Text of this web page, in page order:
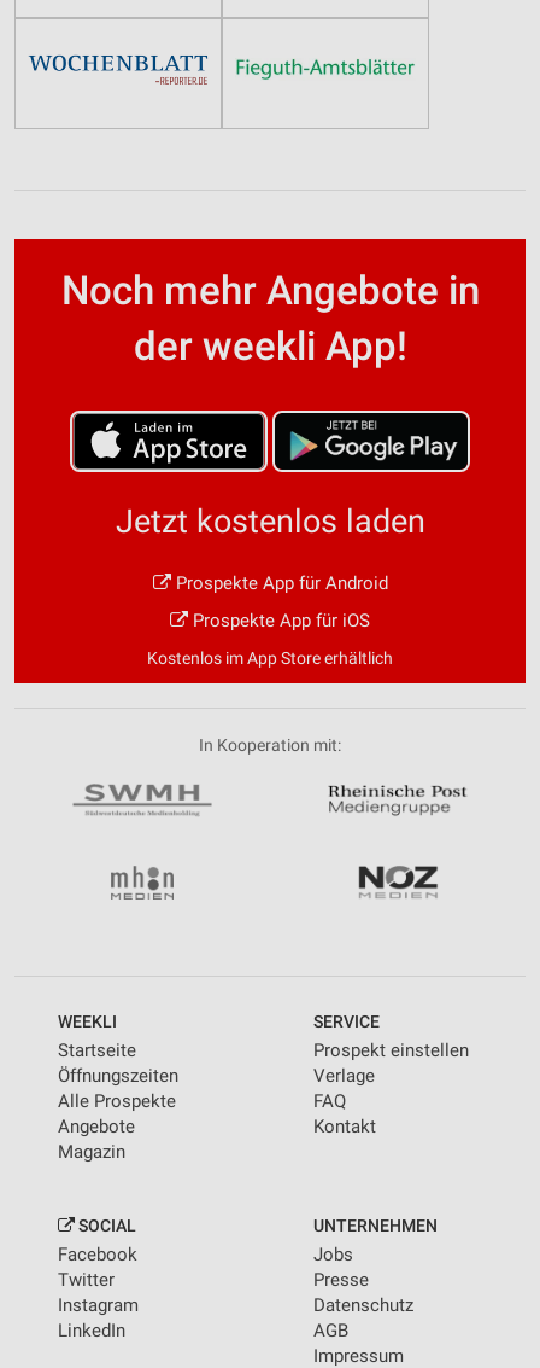
Noch mehr Angebote in
der weekli App!
Jetzt kostenlos laden
Prospekte App für Android
Prospekte App für iOS
Kostenlos im App Store erhältlich
In Kooperation mit:
WEEKLI
Startseite
Öffnungszeiten
Alle Prospekte
Angebote
Magazin
SERVICE
Prospekt einstellen
Verlage
FAQ
Kontakt
SOCIAL
Facebook
Twitter
Instagram
LinkedIn
UNTERNEHMEN
Jobs
Presse
Datenschutz
AGB
Impressum